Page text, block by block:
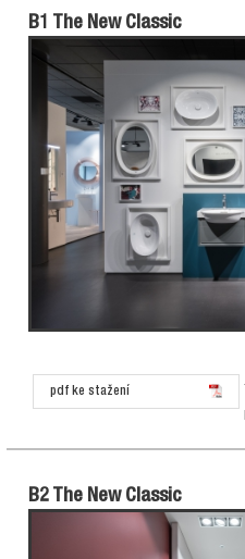
B1 The New Classic
pdf ke stažení
B2 The New Classic